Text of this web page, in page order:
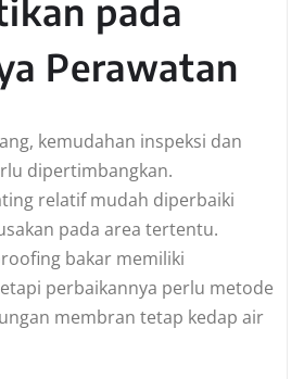
pada
Perawatan
kemudahan inspeksi dan
dipertimbangkan.
relatif mudah diperbaiki
pada area tertentu.
bakar memiliki
perbaikannya perlu metode
membran tetap kedap air